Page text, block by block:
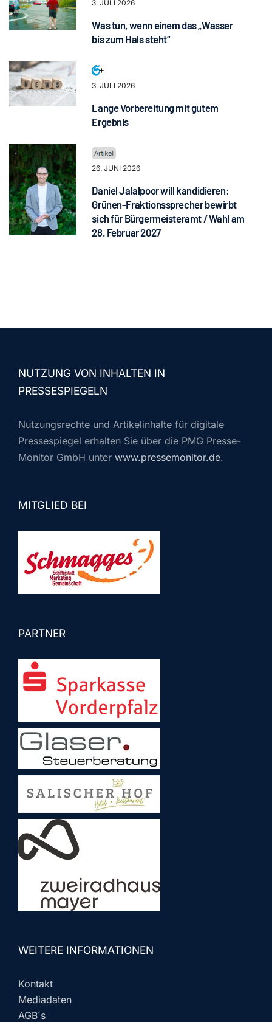
3. JULI 2026
Was tun, wenn einem das „Wasser
bis zum Hals steht“
3. JULI 2026
Lange Vorbereitung mit gutem
Ergebnis
26. JUNI 2026
Daniel Jalalpoor will kandidieren:
Grünen-Fraktionssprecher bewirbt
sich für Bürgermeisteramt / Wahl am
28. Februar 2027
NUTZUNG VON INHALTEN IN
PRESSESPIEGELN
Nutzungsrechte und Artikelinhalte für digitale
Pressespiegel erhalten Sie über die PMG Presse-
Monitor GmbH unter www.pressemonitor.de.
MITGLIED BEI
PARTNER
WEITERE INFORMATIONEN
Kontakt
Mediadaten
AGB´s